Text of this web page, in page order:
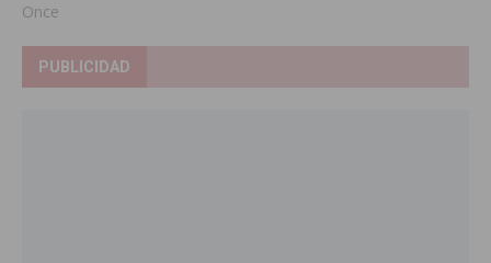
Once
PUBLICIDAD